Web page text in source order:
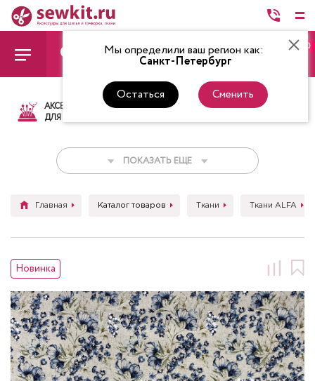
Мы определили ваш регион как:
Санкт-Петербург
Остаться Сменить
0
АКСЕССУАРЫ
ДЛЯ ШИТЬЯ
ТКАНИ НИТКИ
ПОКАЗАТЬ ЕЩЕ
Главная Каталог товаров Ткани Ткани ALFA
Новинка